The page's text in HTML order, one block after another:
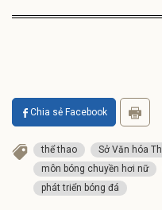
Chia sẻ Facebook
thể thao Sở Văn hóa
môn bóng chuyền hơi nữ
phát triển bóng đá